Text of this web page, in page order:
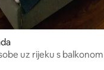
uz rijeku s balkonom